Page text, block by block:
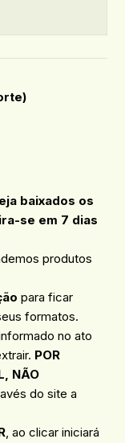
baixados os
se em 7 dias
produtos
para ficar
formatos.
no ato
POR
NÃO
do site a
, ao clicar iniciará